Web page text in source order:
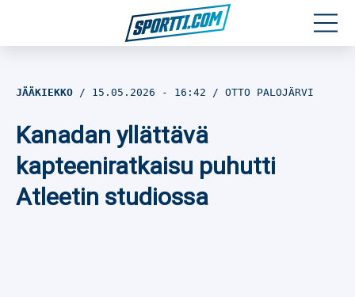
Jalkapallo
Yleisurheilu
JÄÄKIEKKO 15.05.2026 - 16:42 OTTO PALOJÄRVI
Kanadan yllättävä
kapteeniratkaisu puhutti
Atleetin studiossa